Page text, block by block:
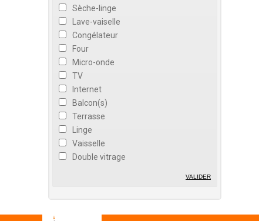
Sèche-linge
Lave-vaiselle
Congélateur
Four
Micro-onde
TV
Internet
Balcon(s)
Terrasse
Linge
Vaisselle
Double vitrage
VALIDER